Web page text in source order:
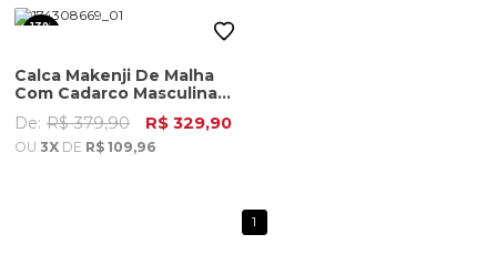
13%
Calca Makenji De Malha
Com Cadarco Masculina
Cinza Chumbo
De: R$ 379,90 R$ 329,90
OU 3X DE R$ 109,96
1